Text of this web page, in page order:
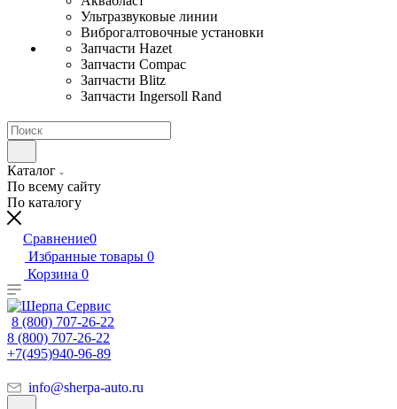
Ультразвуковые линии
Виброгалтовочные установки
Запчасти Hazet
Запчасти Compac
Запчасти Blitz
Запчасти Ingersoll Rand
Каталог
По всему сайту
По каталогу
Сравнение0
Избранные товары 0
Корзина 0
8 (800) 707-26-22
8 (800) 707-26-22
+7(495)940-96-89
info@sherpa-auto.ru